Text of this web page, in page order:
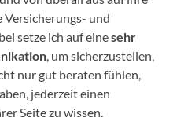
Versicherungs- und
setze ich auf einesehr
, um sicherzustellen,
nur gut beraten fühlen,
jederzeit einen
Seite zu wissen.